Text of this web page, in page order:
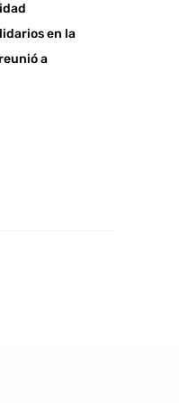
en la
a